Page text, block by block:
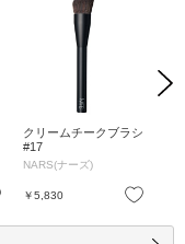
お気に入り
クリームチークブラシ
#17
NARS(ナーズ)
￥5,830
Next